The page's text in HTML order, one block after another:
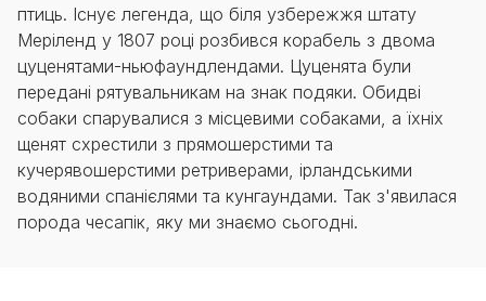
птиць. Існує легенда, що біля узбережжя штату
Меріленд у 1807 році розбився корабель з двома
цуценятами-ньюфаундлендами. Цуценята були
передані рятувальникам на знак подяки. Обидві
собаки спарувалися з місцевими собаками, а їхніх
щенят схрестили з прямошерстими та
кучерявошерстими ретриверами, ірландськими
водяними спанієлями та кунгаундами. Так з'явилася
порода чесапік, яку ми знаємо сьогодні.